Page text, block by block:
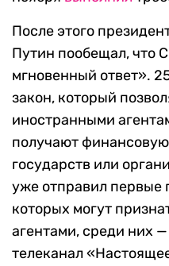
После этого
Путин пообещал, что
мгновенный ответ».
закон, который
иностранными
получают
государств или
уже отправил
которых могут
агентами, среди них
телеканал